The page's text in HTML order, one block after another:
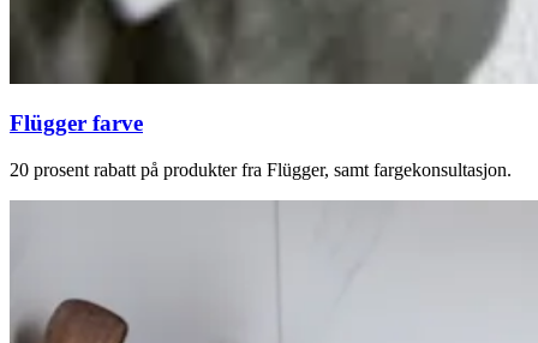
Flügger farve
20 prosent rabatt på produkter fra Flügger, samt fargekonsultasjon.